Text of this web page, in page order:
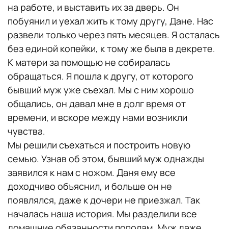
на работе, и выставить их за дверь. Он
побуянил и уехал жить к тому другу, Дане. Нас
развели только через пять месяцев. Я осталась
без единой копейки, к тому же была в декрете.
К матери за помощью не собиралась
обращаться. Я пошла к другу, от которого
бывший муж уже съехал. Мы с ним хорошо
общались, он давал мне в долг время от
времени, и вскоре между нами возникли
чувства.
Мы решили съехаться и построить новую
семью. Узнав об этом, бывший муж однажды
заявился к нам с ножом. Даня ему все
доходчиво объяснил, и больше он не
появлялся, даже к дочери не приезжал. Так
началась наша история. Мы разделили все